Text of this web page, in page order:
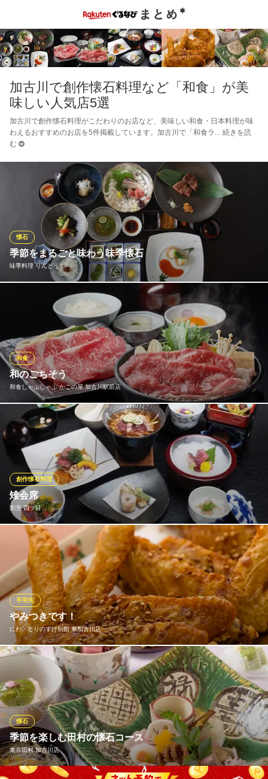
加古川で創作懐石料理など「和食」が美
味しい人気店5選
加古川で創作懐石料理がこだわりのお店など、美味しい和食・日本料理が味
わえるおすすめのお店を5件掲載しています。加古川で「和食ラ
続きを読
む
季節をまるごと味わう味季懐石
味季料理 りんどう
懐石
月替わりの味季懐石『りんどう』8,500円（税込）は、季節を感じ
る食材をふんだんに使ったメニューが特徴です！一番美味しい時
期に一番美味しいものを頂く、極上の贅沢をお楽しみください♪
味季料理 りんどう
季節の懐石・鉄板和食
ＪＲ加古川駅 徒歩17分
兵庫県加古川市加古川町木村474-2
和のごちそう
和食しゃぶしゃぶ かごの屋 加古川駅前店
和食
かごの屋自慢の季節彩るメニューが勢揃い！和のごちそうを是非
ともお楽しみください。
和食しゃぶしゃぶ かごの屋 加古川駅前店
和食しゃぶしゃぶ
ＪＲ加古川駅南口 徒歩3分
兵庫県加古川市加古川町寺家町622
雉会席
割烹 四ツ目
創作懐石料理
国鳥の雉を使った小鍋、天ぷら、ステーキと、旬のお造りや、前
菜、酢物、旬の食材をふんだんに使った贅沢な会席です。 特別な
時間を心ゆくまでお楽しみください！
割烹 四ツ目
割烹 料亭
北条鉄道北条町駅 徒歩6分
兵庫県加西市北条町906
やみつきです！
にわ・とりのすけ別館 東加古川店
手羽先
スパイシーな手羽先がやみつきになります！〔やみつき手羽先〕3
本盛り380円、10本盛り1080円などあります。 生ビールのお供
に！
にわ・とりのすけ別館 東加古川店
焼鳥 おでん 鍋
ＪＲ神戸線東加古川駅 徒歩3分
兵庫県加古川市平岡町新在家113-1
季節を楽しむ田村の懐石コース
東京田村 加古川店
懐石